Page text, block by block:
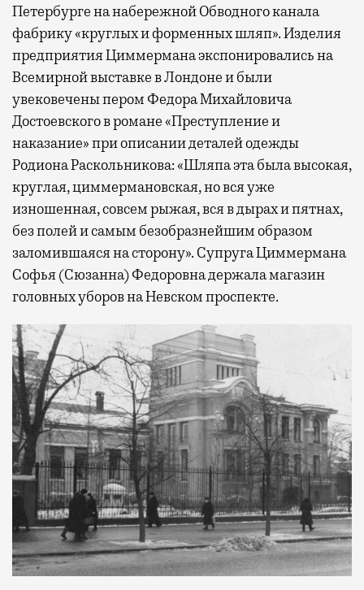
Петербурге на набережной Обводного канала
фабрику «круглых и форменных шляп». Изделия
предприятия Циммермана экспонировались на
Всемирной выставке в Лондоне и были
увековечены пером Федора Михайловича
Достоевского в романе «Преступление и
наказание» при описании деталей одежды
Родиона Раскольникова: «Шляпа эта была высокая,
круглая, циммермановская, но вся уже
изношенная, совсем рыжая, вся в дырах и пятнах,
без полей и самым безобразнейшим образом
заломившаяся на сторону». Супруга Циммермана
Софья (Сюзанна) Федоровна держала магазин
головных уборов на Невском проспекте.